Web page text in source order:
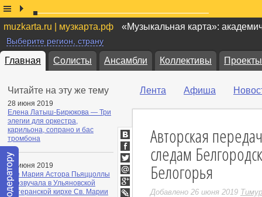
muzkarta.ru | музкарта.рф «Музыкальная карта»:
Выберите регион, страну
Главная Солисты Ансамбли Коллективы Проекты
Читайте на эту же тему
28 июня 2019
Елена Латыш-Бирюкова — Три
элегии для оркестра,
карильона, сопрано и бас
тромбона
25 июня 2019
Аве Мария Астора Пьяццоллы
прозвучала в Ульяновской
лютеранской кирхе Св. Марии
Лента Афиша
Авторская
следам
Белогорья
Добавлено 26 июня 2019
ВКонтакте
Facebook
Twitter
Мой
Мир
Google+